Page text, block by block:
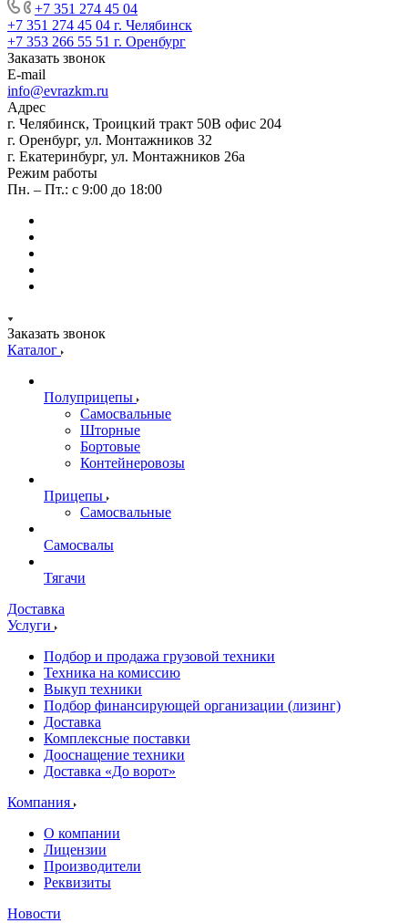
+7 351 274 45 04
+7 351 274 45 04 г. Челябинск
+7 353 266 55 51 г. Оренбург
Заказать звонок
E-mail
info@evrazkm.ru
Адрес
г. Челябинск, Троицкий тракт 50В офис 204
г. Оренбург, ул. Монтажников 32
г. Екатеринбург, ул. Монтажников 26а
Режим работы
Пн. – Пт.: с 9:00 до 18:00
Заказать звонок
Каталог
Полуприцепы
Самосвальные
Шторные
Бортовые
Контейнеровозы
Прицепы
Самосвальные
Самосвалы
Тягачи
Доставка
Услуги
Подбор и продажа грузовой техники
Техника на комиссию
Выкуп техники
Подбор финансирующей организации (лизинг)
Доставка
Комплексные поставки
Дооснащение техники
Доставка «До ворот»
Компания
О компании
Лицензии
Производители
Реквизиты
Новости